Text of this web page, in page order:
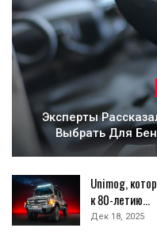
Эксперты
Выбрать Для
Unimog,
к 80-летию…
Дек 18, 2025